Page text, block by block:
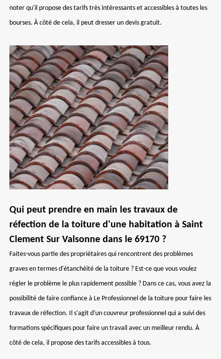
noter qu'il propose des tarifs très intéressants et accessibles à toutes les
bourses. À côté de cela, il peut dresser un devis gratuit.
Qui peut prendre en main les travaux de
réfection de la toiture d'une habitation à Saint
Clement Sur Valsonne dans le 69170 ?
Faites-vous partie des propriétaires qui rencontrent des problèmes
graves en termes d'étanchéité de la toiture ? Est-ce que vous voulez
régler le problème le plus rapidement possible ? Dans ce cas, vous avez la
possibilité de faire confiance à Le Professionnel de la toiture pour faire les
travaux de réfection. Il s'agit d'un couvreur professionnel qui a suivi des
formations spécifiques pour faire un travail avec un meilleur rendu. À
côté de cela, il propose des tarifs accessibles à tous.